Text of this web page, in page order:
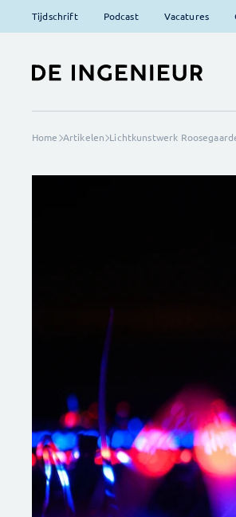
Tijdschrift Podcast Vacatures
Home Artikelen Lichtkunstwerk